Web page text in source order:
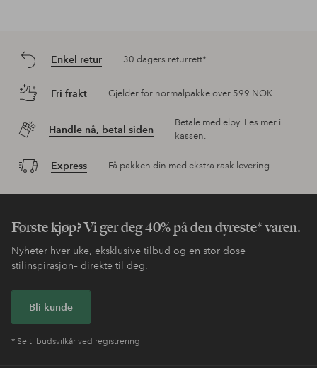
Enkel retur 30 dagers returrett*
Fri frakt Gjelder for normalpakke over 599 NOK
Handle nå, betal siden
Betale med elpy. Les mer i
kassen.
Express Få pakken din med ekstra rask levering
Første kjøp? Vi ger deg 40% på den dyreste* varen.
Nyheter hver uke, eksklusive tilbud og en stor dose
stilinspirasjon– direkte til deg.
Bli kunde
* Se tilbudsvilkår ved registrering